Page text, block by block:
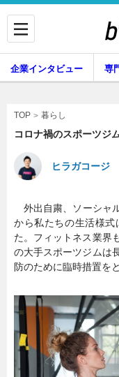
企業インタビュー
副業
暮らし
企業インタビュー 専
TOP 暮らし
コロナ禍のスポーツジ
ヒラガコージ
外出自粛、ソーシャ
から私たちの生活様式
た。フィットネス業界
の大手スポーツジムは
防のために臨時措置を